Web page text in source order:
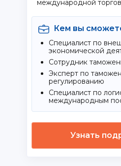
Узнать
международной
Кем вы
Специалист по
экономической
Сотрудник
Эксперт по
регулированию
Специалист по
международным